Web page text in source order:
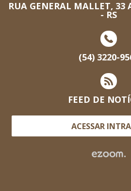
RUA GENERAL MALLET, 33
- RS
(54) 3220-
FEED DE
ACESSAR